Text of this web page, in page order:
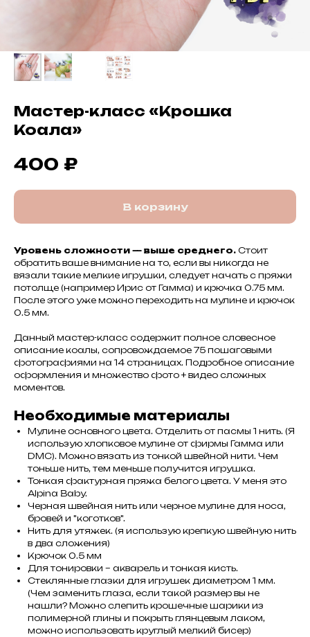
Мастер-класс «Крошка
Коала»
400 ₽
В корзину
Уровень сложности — выше среднего. Стоит
обратить ваше внимание на то, если вы никогда не
вязали такие мелкие игрушки, следует начать с пряжи
потолще (например Ирис от Гамма) и крючка 0.75 мм.
После этого уже можно переходить на мулине и крючок
0.5 мм.
Данный мастер-класс содержит полное словесное
описание коалы, сопровождаемое 75 пошаговыми
фотографиями на 14 страницах. Подробное описание
оформления и множество фото + видео сложных
моментов.
Необходимые материалы
Мулине основного цвета. Отделить от пасмы 1 нить. (Я
использую хлопковое мулине от фирмы Гамма или
DMC). Можно вязать из тонкой швейной нити. Чем
тоньше нить, тем меньше получится игрушка.
Тонкая фактурная пряжа белого цвета. У меня это
Alpina Baby.
Черная швейная нить или черное мулине для носа,
бровей и "коготков".
Нить для утяжек. (я использую крепкую швейную нить
в два сложения)
Крючок 0.5 мм
Для тонировки – акварель и тонкая кисть.
Стеклянные глазки для игрушек диаметром 1 мм.
(Чем заменить глаза, если такой размер вы не
нашли? Можно слепить крошечные шарики из
полимерной глины и покрыть глянцевым лаком,
можно использовать круглый мелкий бисер)